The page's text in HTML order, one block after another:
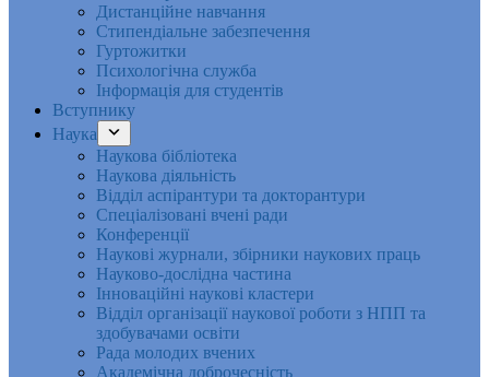
Дистанційне навчання
Стипендіальне забезпечення
Гуртожитки
Психологічна служба
Інформація для студентів
Вступнику
Наука
Наукова бібліотека
Наукова діяльність
Відділ аспірантури та докторантури
Спеціалізовані вчені ради
Конференції
Наукові журнали, збірники наукових праць
Науково-дослідна частина
Інноваційні наукові кластери
Відділ організації наукової роботи з НПП та
здобувачами освіти
Рада молодих вчених
Академічна доброчесність